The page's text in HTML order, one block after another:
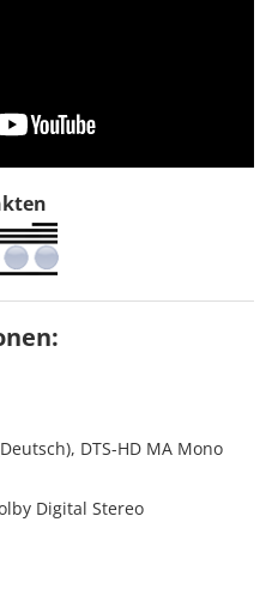
DTS-HD MA Mono
Digital Stereo